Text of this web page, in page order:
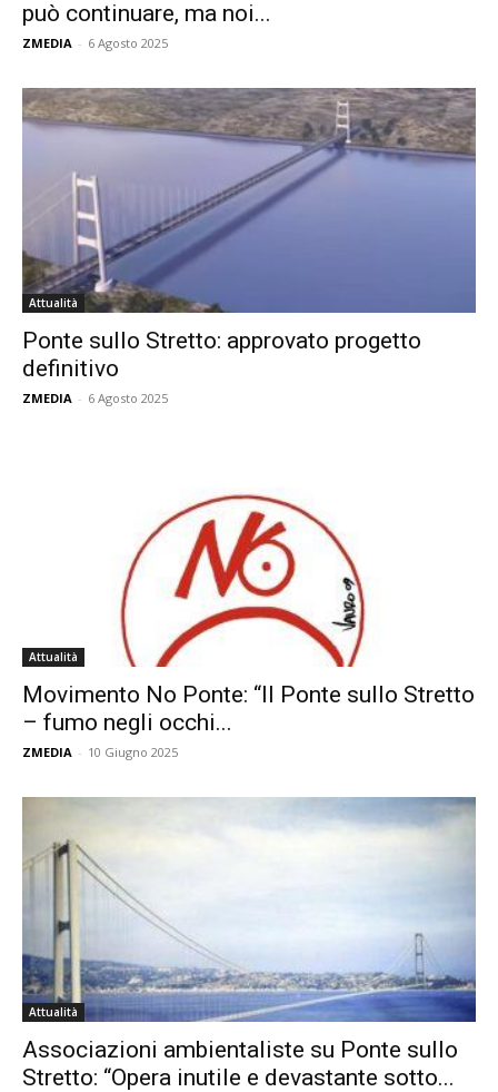
può continuare, ma noi...
ZMEDIA - 6 Agosto 2025
Attualità
Ponte sullo Stretto: approvato progetto
definitivo
ZMEDIA - 6 Agosto 2025
Attualità
Movimento No Ponte: “Il Ponte sullo Stretto
– fumo negli occhi...
ZMEDIA - 10 Giugno 2025
Attualità
Associazioni ambientaliste su Ponte sullo
Stretto: “Opera inutile e devastante sotto...